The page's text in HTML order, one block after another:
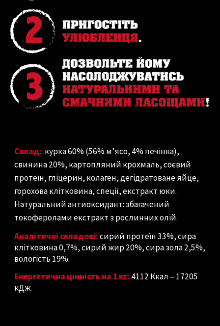
Склад: курка 60% (56% м’ясо, 4% печінка),
свинина 20%, картопляний крохмаль, соєвий
протеїн, гліцерин, колаген, дегідратоване яйце,
горохова клітковина, спеції, екстракт юки.
Натуральний антиоксидант: збагачений
токоферолами екстракт з рослинних олій.
Аналітичні складові:сирий протеїн 33%, сира
клітковина 0,7%, сирий жир 20%, сира зола 2,5%,
вологість 19%.
Енергетична цінність на 1 кг: 4112 Ккал – 17205
кДж.